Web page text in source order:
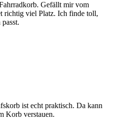
Gefällt mir vom
richtig viel Platz. Ich finde toll,
ist echt praktisch. Da kann
Korb verstauen.